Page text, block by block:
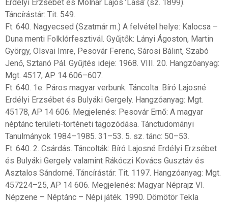
Erdélyi Erzsébet és Molnár Lajos ’Lasa’ (sz. 1899).
Táncírástár: Tit. 549.
Ft. 640. Nagyecsed (Szatmár m.) A felvétel helye: Kalocsa –
Duna menti Folklórfesztivál. Gyűjtők: Lányi Ágoston, Martin
György, Olsvai Imre, Pesovár Ferenc, Sárosi Bálint, Szabó
Jenő, Sztanó Pál. Gyűjtés ideje: 1968. VIII. 20. Hangzóanyag:
Mgt. 4517, AP 14 606–607.
Ft. 640. 1e. Páros magyar verbunk. Táncolta: Bíró Lajosné
Erdélyi Erzsébet és Bulyáki Gergely. Hangzóanyag: Mgt.
45178, AP 14 606. Megjelenés: Pesovár Ernő: A magyar
néptánc területi-történeti tagozódása. Tánctudományi
Tanulmányok 1984–1985. 31–53. 5. sz. tánc: 50–53.
Ft. 640. 2. Csárdás. Táncolták: Bíró Lajosné Erdélyi Erzsébet
és Bulyáki Gergely valamint Rákóczi Kovács Gusztáv és
Asztalos Sándorné. Táncírástár: Tit. 1197. Hangzóanyag: Mgt.
457224–25, AP 14 606. Megjelenés: Magyar Néprajz VI.
Népzene – Néptánc – Népi játék. 1990. Dömötör Tekla